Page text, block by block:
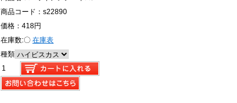
商品コード：s22890
価格：418円
在庫数:〇 在庫表
種類